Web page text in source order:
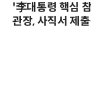
'李대통령 핵심
관장, 사직서 제